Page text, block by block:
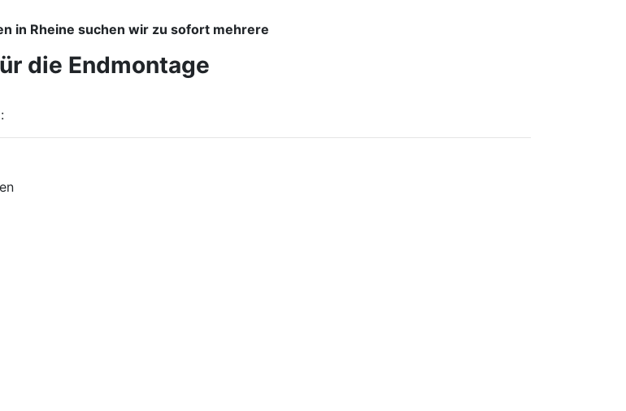
in Rheine suchen wir zu sofort mehrere
die Endmontage